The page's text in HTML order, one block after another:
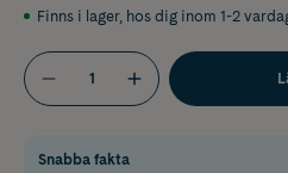
Finns i lager, hos dig inom 1-2
Snabba fakta